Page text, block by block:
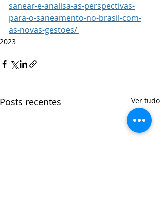
sanear-e-analisa-as-perspectivas-
para-o-saneamento-no-brasil-com-
as-novas-gestoes/
2023
Posts recentes Ver tudo